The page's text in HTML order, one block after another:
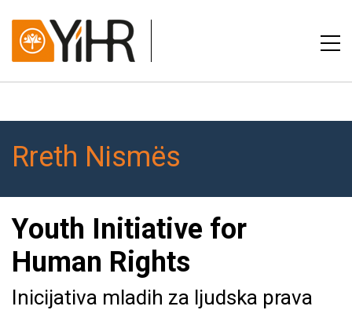
Rreth Nismës
Youth Initiative for
Human Rights
Inicijativa mladih za ljudska prava